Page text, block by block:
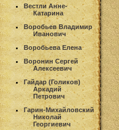
Вестли Анне-
Катарина
Воробьев Владимир
Иванович
Воробьева Елена
Воронин Сергей
Алексеевич
Гайдар (Голиков)
Аркадий
Петрович
Гарин-Михайловский
Николай
Георгиевич